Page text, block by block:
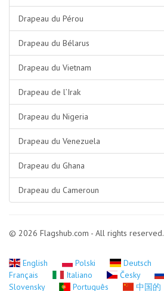
Drapeau du Pérou
Drapeau du Bélarus
Drapeau du Vietnam
Drapeau de l’Irak
Drapeau du Nigeria
Drapeau du Venezuela
Drapeau du Ghana
Drapeau du Cameroun
© 2026 Flagshub.com - All rights reserved.
English Polski Deutsch
Français
Italiano Česky
Slovensky
Português 中国的